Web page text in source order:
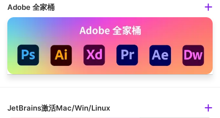
Adobe 全家桶
JetBrains激活Mac/Win/Linux